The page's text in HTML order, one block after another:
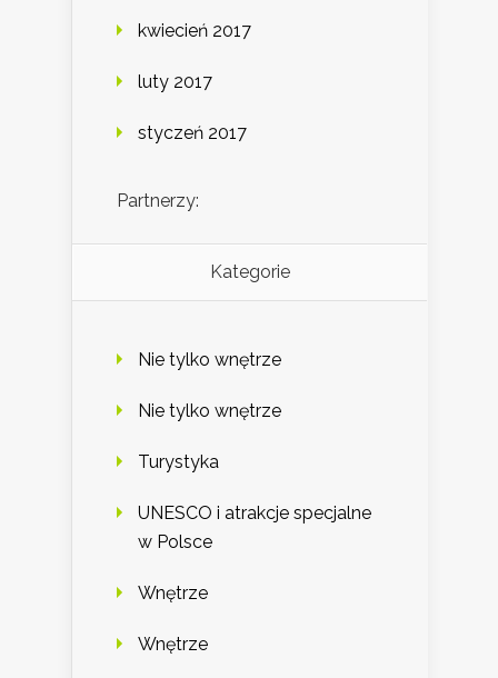
kwiecień 2017
luty 2017
styczeń 2017
Partnerzy:
Kategorie
Nie tylko wnętrze
Nie tylko wnętrze
Turystyka
UNESCO i atrakcje specjalne
w Polsce
Wnętrze
Wnętrze